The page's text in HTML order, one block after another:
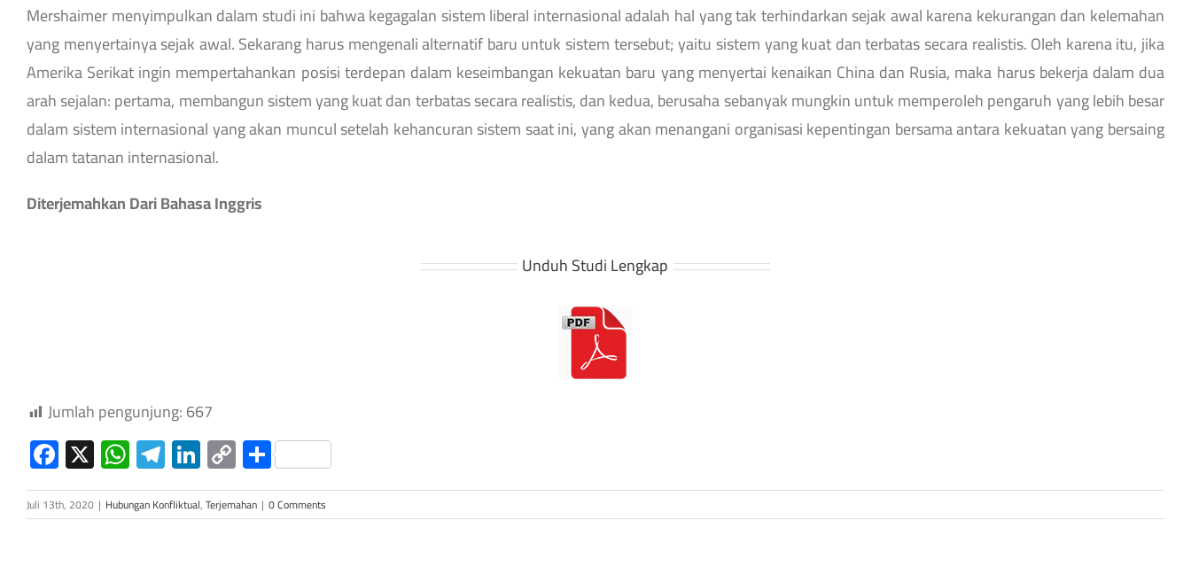
Mershaimer menyimpulkan dalam studi ini bahwa kegagalan sistem liberal internasional adalah hal yang tak terhindarkan sejak awal karena kekurangan dan kelemahan
yang menyertainya sejak awal. Sekarang harus mengenali alternatif baru untuk sistem tersebut; yaitu sistem yang kuat dan terbatas secara realistis. Oleh karena itu, jika
Amerika Serikat ingin mempertahankan posisi terdepan dalam keseimbangan kekuatan baru yang menyertai kenaikan China dan Rusia, maka harus bekerja dalam dua
arah sejalan: pertama, membangun sistem yang kuat dan terbatas secara realistis, dan kedua, berusaha sebanyak mungkin untuk memperoleh pengaruh yang lebih besar
dalam sistem internasional yang akan muncul setelah kehancuran sistem saat ini, yang akan menangani organisasi kepentingan bersama antara kekuatan yang bersaing
dalam tatanan internasional.
Diterjemahkan Dari Bahasa Inggris
Unduh Studi Lengkap
Jumlah pengunjung:667
Facebook
X WhatsApp
Telegram
LinkedIn
Copy
Link
Share
Juli 13th, 2020 | Hubungan Konfliktual,Terjemahan | 0 Comments